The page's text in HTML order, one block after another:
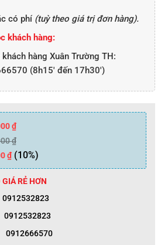
có phí (tuỳ theo giá trị đơn hàng).
khách hàng:
hàng Xuân Trường TH:
(8h15' đến 17h30')
₫
₫
₫(10%)
RẺ HƠN